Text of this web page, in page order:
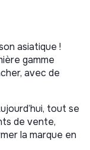
asiatique !
gamme
avec de
tout se
de vente,
la marque en